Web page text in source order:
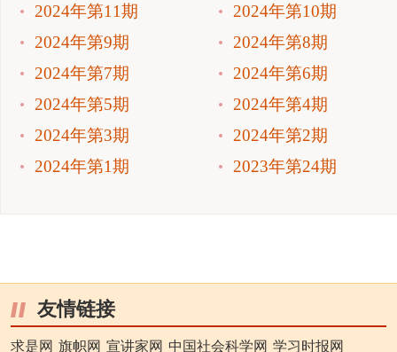
2024年第11期
2024年第10期
2024年第9期
2024年第8期
2024年第7期
2024年第6期
2024年第5期
2024年第4期
2024年第3期
2024年第2期
2024年第1期
2023年第24期
友情链接
求是网 旗帜网 宣讲家网 中国社会科学网 学习时报网